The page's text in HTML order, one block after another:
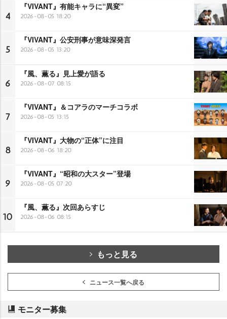
4
『VIVANT』有能キャラに“異変”
2026-08-05 18:20
5
『VIVANT』公安刑事が意味深発言
2026-08-05 13:20
6
『風、薫る』見上愛が語る
2026-08-07 08:15
7
『VIVANT』＆コアラのマーチコラボ
2026-08-05 13:15
8
『VIVANT』大物の“正体”に注目
2026-08-06 18:20
9
『VIVANT』“昭和の大スター”登場
2026-08-05 07:20
10
『風、薫る』次回あらすじ
2026-08-06 08:15
もっと見る
ニュース一覧へ戻る
モニター募集